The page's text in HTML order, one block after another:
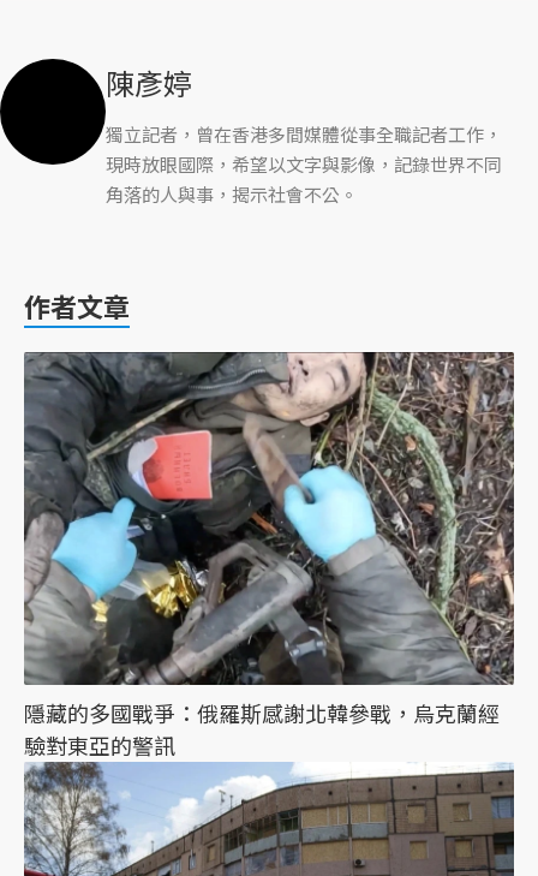
陳彥婷
獨立記者，曾在香港多間媒體從事全職記者工作，
現時放眼國際，希望以文字與影像，記錄世界不同
角落的人與事，揭示社會不公。
作者文章
隱藏的多國戰爭：俄羅斯感謝北韓參戰，烏克蘭經
驗對東亞的警訊